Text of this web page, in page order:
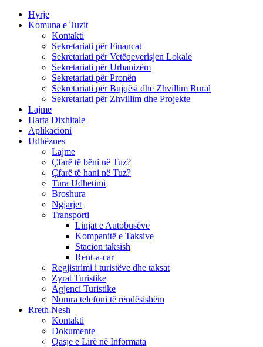
Hyrje
Komuna e Tuzit
Kontakti
Sekretariati për Financat
Sekretariati për Vetëqeverisjen Lokale
Sekretariati për Urbanizëm
Sekretariati për Pronën
Sekretariati për Bujqësi dhe Zhvillim Rural
Sekretariati për Zhvillim dhe Projekte
Lajme
Harta Dixhitale
Aplikacioni
Udhëzues
Lajme
Çfarë të bëni në Tuz?
Çfarë të hani në Tuz?
Tura Udhetimi
Broshura
Ngjarjet
Transporti
Linjat e Autobusëve
Kompanitë e Taksive
Stacion taksish
Rent-a-car
Regjistrimi i turistëve dhe taksat
Zyrat Turistike
Agjenci Turistike
Numra telefoni të rëndësishëm
Rreth Nesh
Kontakti
Dokumente
Qasje e Lirë në Informata